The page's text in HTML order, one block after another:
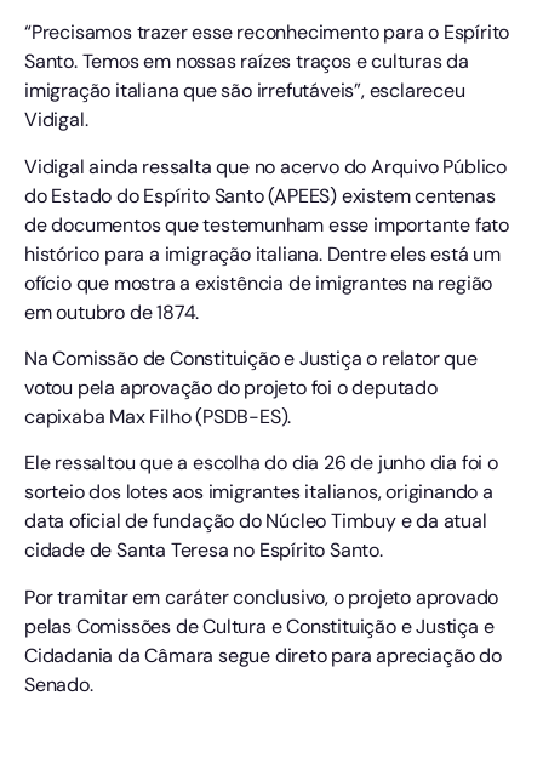
“Precisamos trazer esse reconhecimento para o Espírito
Santo. Temos em nossas raízes traços e culturas da
imigração italiana que são irrefutáveis”, esclareceu
Vidigal.
Vidigal ainda ressalta que no acervo do Arquivo Público
do Estado do Espírito Santo (APEES) existem centenas
de documentos que testemunham esse importante fato
histórico para a imigração italiana. Dentre eles está um
ofício que mostra a existência de imigrantes na região
em outubro de 1874.
Na Comissão de Constituição e Justiça o relator que
votou pela aprovação do projeto foi o deputado
capixaba Max Filho (PSDB-ES).
Ele ressaltou que a escolha do dia 26 de junho dia foi o
sorteio dos lotes aos imigrantes italianos, originando a
data oficial de fundação do Núcleo Timbuy e da atual
cidade de Santa Teresa no Espírito Santo.
Por tramitar em caráter conclusivo, o projeto aprovado
pelas Comissões de Cultura e Constituição e Justiça e
Cidadania da Câmara segue direto para apreciação do
Senado.